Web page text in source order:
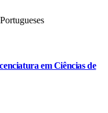
em Ciências de